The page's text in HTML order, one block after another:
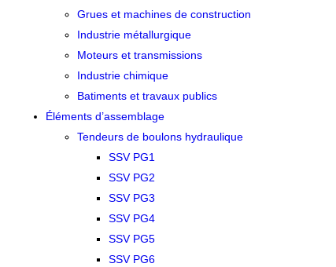
Grues et machines de construction
Industrie métallurgique
Moteurs et transmissions
Industrie chimique
Batiments et travaux publics
Éléments d’assemblage
Tendeurs de boulons hydraulique
SSV PG1
SSV PG2
SSV PG3
SSV PG4
SSV PG5
SSV PG6